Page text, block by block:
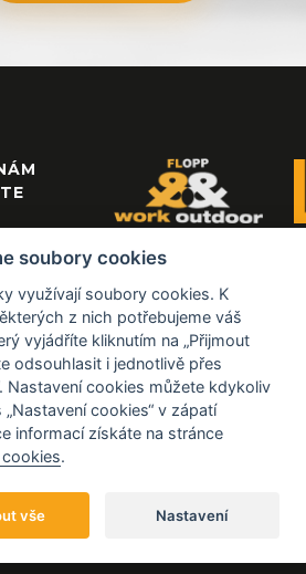
©
soubory cookies
využívají soubory cookies. K
z nich potřebujeme váš
vyjádříte kliknutím na „Přijmout
odsouhlasit i jednotlivě přes
Nastavení cookies můžete kdykoliv
„Nastavení cookies“ v zápatí
informací získáte na stránce
.
vše Nastavení